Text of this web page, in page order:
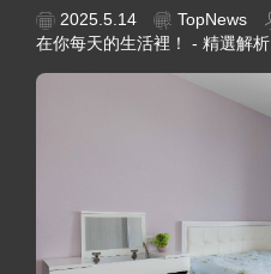
2025.5.14 TopNews
在你每天的生活裡！ - 精選解析